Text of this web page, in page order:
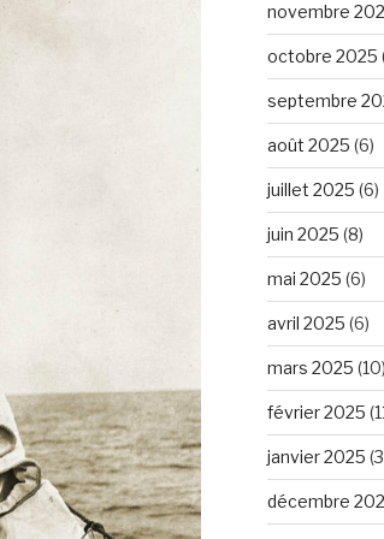
novembre
octobre 2025
septembre
août 2025 (6)
juillet 2025 (6)
juin 2025 (8)
mai 2025 (6)
avril 2025 (6)
mars 2025 (10)
février 2025
janvier 2025
décembre